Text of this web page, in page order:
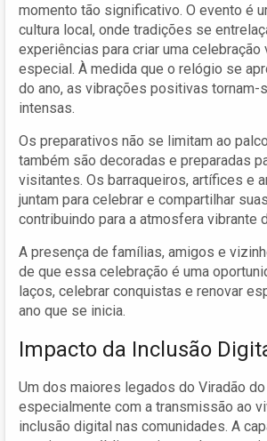
momento tão significativo. O evento é
cultura local, onde tradições se
experiências para criar uma celebração
especial. À medida que o relógio se
do ano, as vibrações positivas tornam-
intensas.
Os preparativos não se limitam ao
também são decoradas e preparadas
visitantes. Os barraqueiros, artífices e
juntam para celebrar e compartilhar
contribuindo para a atmosfera vibrante
A presença de famílias, amigos e
de que essa celebração é uma
laços, celebrar conquistas e renovar
ano que se inicia.
Impacto da Inclusão
Um dos maiores legados do Viradão do
especialmente com a transmissão ao
inclusão digital nas comunidades. A